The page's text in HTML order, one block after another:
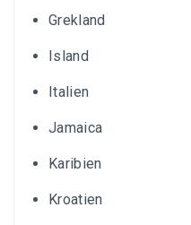
Grekland
Island
Italien
Jamaica
Karibien
Kroatien